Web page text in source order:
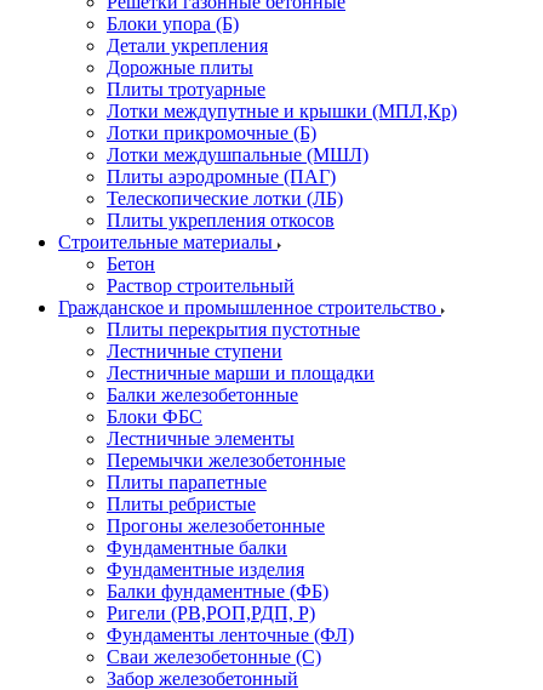
Блоки упора (Б)
Детали укрепления
Дорожные плиты
Плиты тротуарные
Лотки междупутные и крышки (МПЛ,Кр)
Лотки прикромочные (Б)
Лотки междушпальные (МШЛ)
Плиты аэродромные (ПАГ)
Телескопические лотки (ЛБ)
Плиты укрепления откосов
Строительные материалы
Бетон
Раствор строительный
Гражданское и промышленное строительство
Плиты перекрытия пустотные
Лестничные ступени
Лестничные марши и площадки
Балки железобетонные
Блоки ФБС
Лестничные элементы
Перемычки железобетонные
Плиты парапетные
Плиты ребристые
Прогоны железобетонные
Фундаментные балки
Фундаментные изделия
Балки фундаментные (ФБ)
Ригели (РВ,РОП,РДП, Р)
Фундаменты ленточные (ФЛ)
Сваи железобетонные (С)
Забор железобетонный